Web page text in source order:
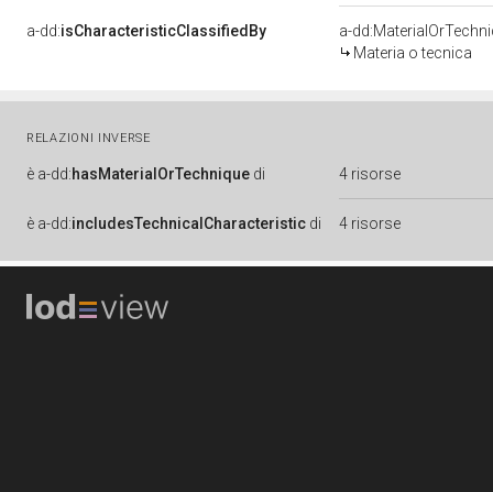
a-dd:isCharacteristicClassifiedBy
a-
Materia o tecnica
RELAZIONI INVERSE
è a-dd:hasMaterialOrTechnique di 4 risorse
è a-dd:includesTechnicalCharacteristic di 4 risorse